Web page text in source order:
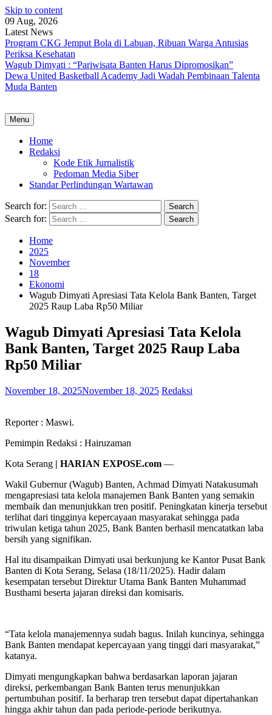
Skip to content
09 Aug, 2026
Latest News
Program CKG Jemput Bola di Labuan, Ribuan Warga Antusias
Periksa Kesehatan
Wagub Dimyati : “Pariwisata Banten Harus Dipromosikan”
Dewa United Basketball Academy Jadi Wadah Pembinaan Talenta
Muda Banten
Menu
Home
Redaksi
Kode Etik Jurnalistik
Pedoman Media Siber
Standar Perlindungan Wartawan
Search for:
Search for:
Home
2025
November
18
Ekonomi
Wagub Dimyati Apresiasi Tata Kelola Bank Banten, Target
2025 Raup Laba Rp50 Miliar
Wagub Dimyati Apresiasi Tata Kelola
Bank Banten, Target 2025 Raup Laba
Rp50 Miliar
November 18, 2025November 18, 2025 Redaksi
Reporter : Maswi.
Pemimpin Redaksi : Hairuzaman
Kota Serang | HARIAN EXPOSE.com —
Wakil Gubernur (Wagub) Banten, Achmad Dimyati Natakusumah
mengapresiasi tata kelola manajemen Bank Banten yang semakin
membaik dan menunjukkan tren positif. Peningkatan kinerja tersebut
terlihat dari tingginya kepercayaan masyarakat sehingga pada
triwulan ketiga tahun 2025, Bank Banten berhasil mencatatkan laba
bersih yang signifikan.
Hal itu disampaikan Dimyati usai berkunjung ke Kantor Pusat Bank
Banten di Kota Serang, Selasa (18/11/2025). Hadir dalam
kesempatan tersebut Direktur Utama Bank Banten Muhammad
Busthami beserta jajaran direksi dan komisaris.
“Tata kelola manajemennya sudah bagus. Inilah kuncinya, sehingga
Bank Banten mendapat kepercayaan yang tinggi dari masyarakat,”
katanya.
Dimyati mengungkapkan bahwa berdasarkan laporan jajaran
direksi, perkembangan Bank Banten terus menunjukkan
pertumbuhan positif. Ia berharap tren tersebut dapat dipertahankan
hingga akhir tahun dan pada periode-periode berikutnya.